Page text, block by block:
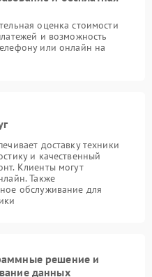
оценка стоимости
и возможность
или онлайн на
доставку техники
и качественный
Клиенты могут
Также
обслуживание для
решение и
данных